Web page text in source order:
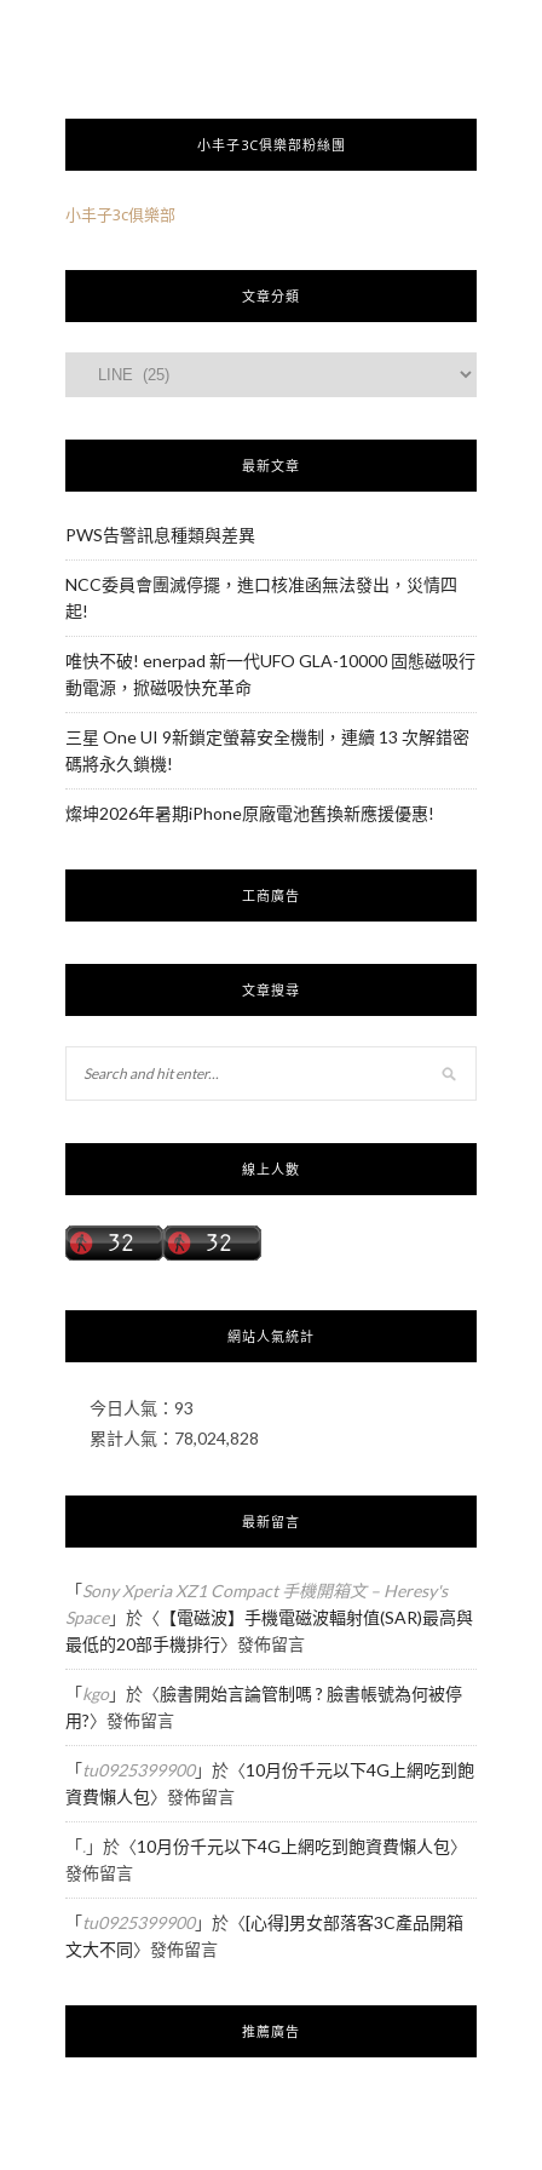
小丰子3C俱樂部粉絲團
小丰子3c俱樂部
文章分類
最新文章
PWS告警訊息種類與差異
NCC委員會團滅停擺，進口核准函無法發出，災情四
起!
唯快不破! enerpad 新一代UFO GLA-10000 固態磁吸行
動電源，掀磁吸快充革命
三星 One UI 9新鎖定螢幕安全機制，連續 13 次解錯密
碼將永久鎖機!
燦坤2026年暑期iPhone原廠電池舊換新應援優惠!
工商廣告
文章搜尋
線上人數
網站人氣統計
今日人氣： 93
累計人氣： 78,024,828
最新留言
「Sony Xperia XZ1 Compact 手機開箱文 – Heresy's
Space」於〈 【電磁波】手機電磁波輻射值(SAR)最高與
最低的20部手機排行〉發佈留言
「kgo」於〈臉書開始言論管制嗎 ? 臉書帳號為何被停
用?〉發佈留言
「tu0925399900」於〈10月份千元以下4G上網吃到飽
資費懶人包〉發佈留言
「.」於〈10月份千元以下4G上網吃到飽資費懶人包〉
發佈留言
「tu0925399900」於〈[心得]男女部落客3C產品開箱
文大不同〉發佈留言
推薦廣告